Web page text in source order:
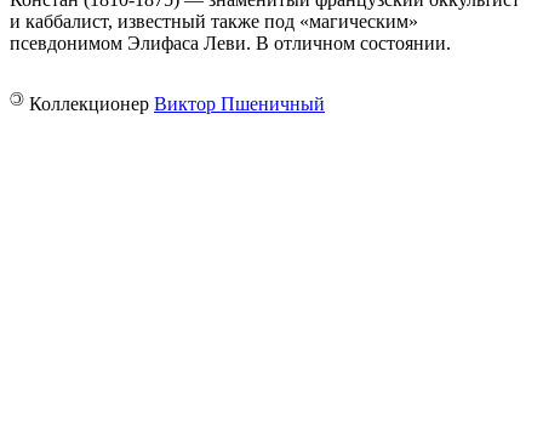
и каббалист, известный также под «магическим»
псевдонимом Элифаса Леви. В отличном состоянии.
© Коллекционер Виктор Пшеничный